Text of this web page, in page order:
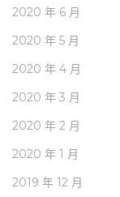
2020 年 6 月
2020 年 5 月
2020 年 4 月
2020 年 3 月
2020 年 2 月
2020 年 1 月
2019 年 12 月